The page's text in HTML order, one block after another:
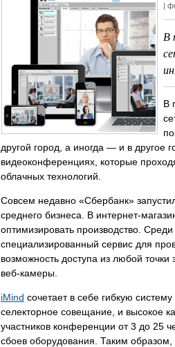
|
В
В
другой город, а иногда — и в другое
видеоконференциях, которые
облачных технологий.
Совсем недавно «Сбербанк»
среднего бизнеса. В интернет-
оптимизировать производство.
специализированный сервис для
возможность доступа из любой
веб-камеры.
iMind сочетает в себе гибкую
селекторное совещание, и высокое
участников конференции от 3 до 25
сбоев оборудования. Таким образом,